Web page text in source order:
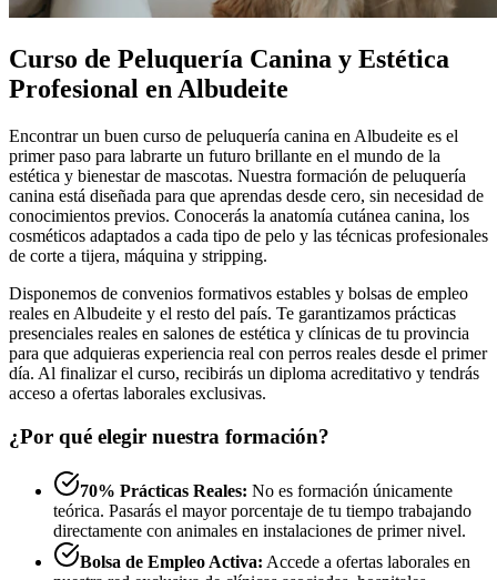
Curso de Peluquería Canina y Estética
Profesional en Albudeite
Encontrar un buen curso de peluquería canina en Albudeite es el
primer paso para labrarte un futuro brillante en el mundo de la
estética y bienestar de mascotas. Nuestra formación de peluquería
canina está diseñada para que aprendas desde cero, sin necesidad de
conocimientos previos. Conocerás la anatomía cutánea canina, los
cosméticos adaptados a cada tipo de pelo y las técnicas profesionales
de corte a tijera, máquina y stripping.
Disponemos de convenios formativos estables y bolsas de empleo
reales en Albudeite y el resto del país. Te garantizamos prácticas
presenciales reales en salones de estética y clínicas de tu provincia
para que adquieras experiencia real con perros reales desde el primer
día. Al finalizar el curso, recibirás un diploma acreditativo y tendrás
acceso a ofertas laborales exclusivas.
¿Por qué elegir nuestra formación?
70% Prácticas Reales: No es formación únicamente
teórica. Pasarás el mayor porcentaje de tu tiempo trabajando
directamente con animales en instalaciones de primer nivel.
Bolsa de Empleo Activa: Accede a ofertas laborales en